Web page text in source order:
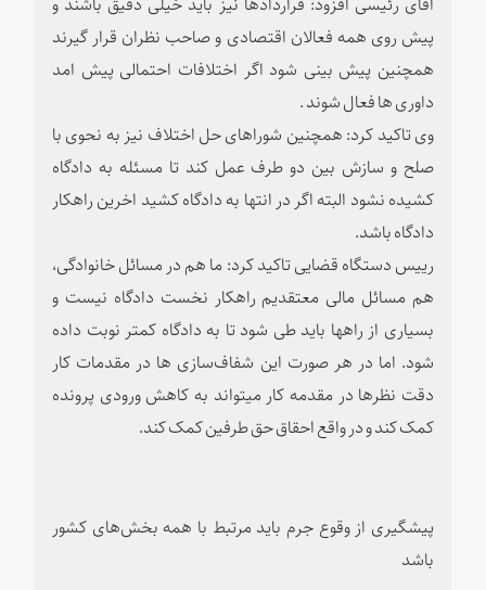
پیش روی همه فعالان اقتصادی و صاحب نظران قرار گیرند
همچنین پیش بینی شود اگر اختلافات احتمالی پیش امد
داوری ها فعال شوند .
وی تاکید کرد: همچنین شوراهای حل اختلاف نیز به نحوی با
صلح و سازش بین دو طرف عمل کند تا مسئله به دادگاه
کشیده نشود البته اگر در انتها به دادگاه کشید اخرین راهکار
دادگاه باشد.
رییس دستگاه قضایی تاکید کرد: ما هم در مسائل خانوادگی،
هم مسائل مالی معتقدیم راهکار نخست دادگاه نیست و
بسیاری از راهها باید طی شود تا به دادگاه کمتر نوبت داده
شود. اما در هر صورت این شفاف‌سازی ها در مقدمات کار
دقت نظرها در مقدمه کار میتواند به کاهش ورودی پرونده
کمک کند و در واقع احقاق حق طرفین کمک کند.
پیشگیری از وقوع جرم باید مرتبط با همه بخش‌های کشور
باشد